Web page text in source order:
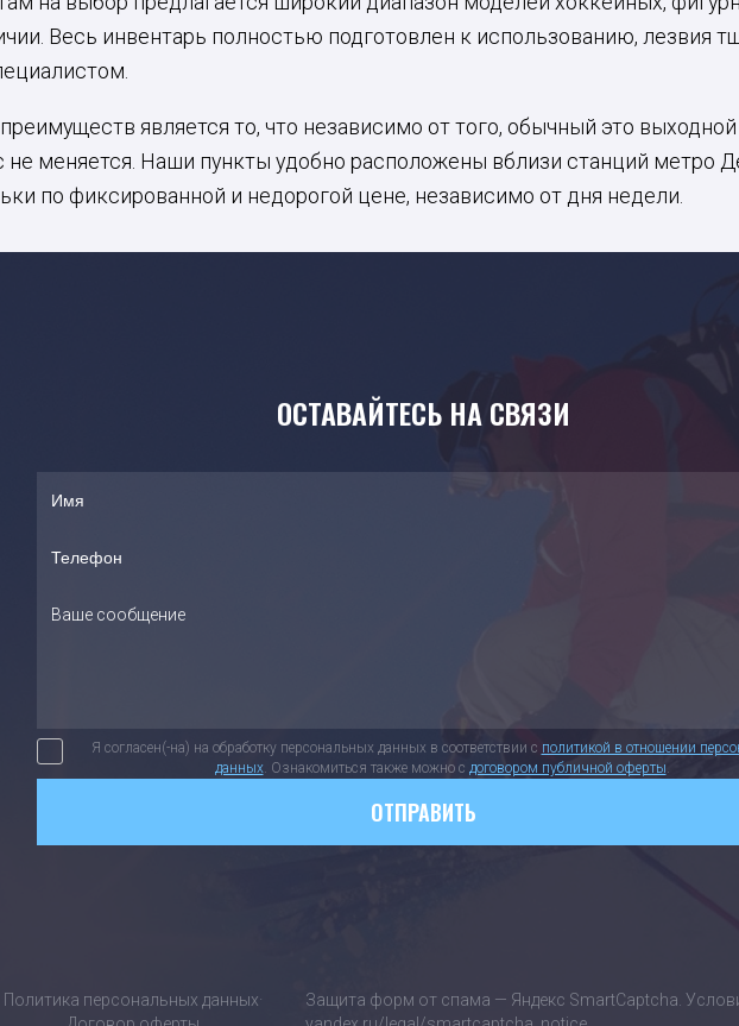
Весь инвентарь полностью подготовлен к использованию, лезвия
является то, что независимо от того, обычный это
не меняется. Наши пункты удобно расположены вблизи станций метро
по фиксированной и недорогой цене, независимо от дня недели.
ОСТАВАЙТЕСЬ НА СВЯЗИ
Я согласен(-на) на обработку персональных данных в соответствии с политикой в отношении
данных. Ознакомиться также можно с договором публичной оферты
ОТПРАВИТЬ
Политика персональных данных·
Защита форм от спама — Яндекс SmartCaptcha.